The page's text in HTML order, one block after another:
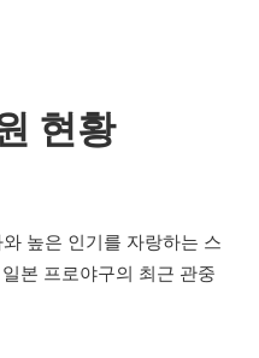
현황
높은 인기를 자랑하는 스
본 프로야구의 최근 관중